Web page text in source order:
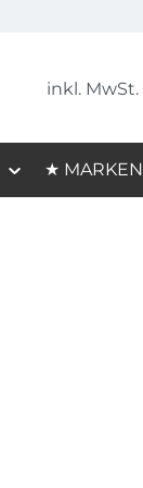
inkl. MwSt.
★ MARKEN